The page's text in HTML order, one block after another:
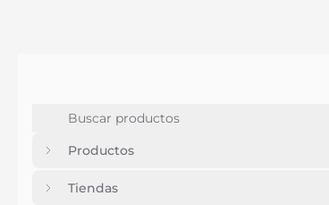
Productos
Tiendas